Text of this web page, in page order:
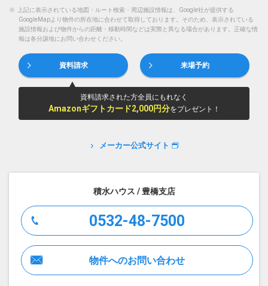
※
上記に表示されている地図・ルート検索・周辺施設情報は、Google社が提供する
GoogleMapより物件の所在地に合わせて取得しております。そのため、表示されている
施設情報および物件からの距離・移動時間などは実際と異なる場合があります。正確な情
報は各分譲地にお問い合わせください。
資料請求 来場予約
資料請求された方全員にもれなく
Amazonギフトカード2,000円分をプレゼント！
メーカー公式サイト
積水ハウス / 豊橋支店
0532-48-7500
物件へのお問い合わせ